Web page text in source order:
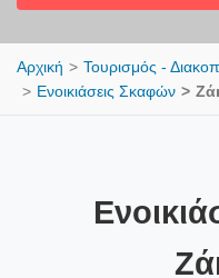
Αρχική Τουρισμός -
Ενοικιάσεις Σκαφών